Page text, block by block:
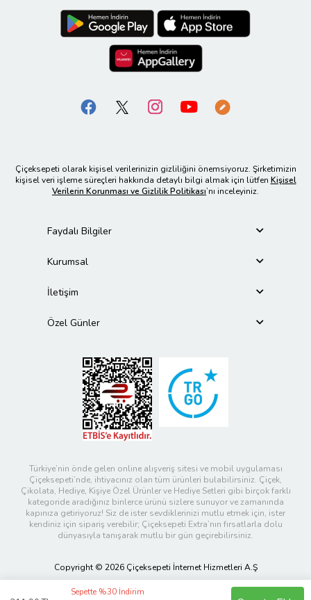
Sepette %30 İndirim
Çiçeksepeti olarak kişisel verilerinizin gizliliğini önemsiyoruz. Şirketimizin
kişisel veri işleme süreçleri hakkında detaylı bilgi almak için lütfen Kişisel
Verilerin Korunması ve Gizlilik Politikası’nı inceleyiniz.
Faydalı Bilgiler
Kurumsal
İletişim
Özel Günler
Türkiye’nin önde gelen online alışveriş sitesi ve mobil uygulaması
Çiçeksepeti’nde, ihtiyacınız olan tüm ürünleri bulabilirsiniz. Çiçek,
Çikolata, Hediye, Kişiye Özel Ürünler ve Hediye Setleri gibi birçok farklı
kategoride aradığınız binlerce ürünü sizlere sunuyor ve zamanında
kapınıza getiriyoruz! Siz de ister sevdiklerinizi mutlu etmek için, ister
kendiniz için sipariş verebilir; Çiçeksepeti Extra’nın fırsatlarla dolu
dünyasıyla tanışarak mutlu bir gün geçirebilirsiniz.
Copyright © 2026 Çiçeksepeti İnternet Hizmetleri A.Ş